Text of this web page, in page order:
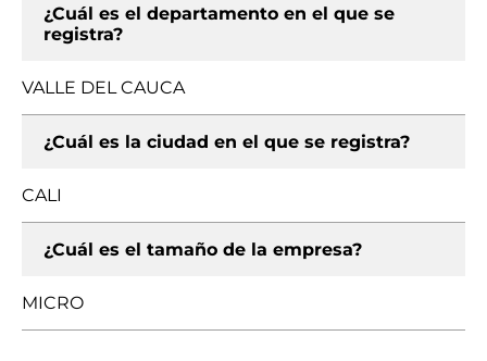
¿Cuál es el departamento en el que se
registra?
VALLE DEL CAUCA
¿Cuál es la ciudad en el que se registra?
CALI
¿Cuál es el tamaño de la empresa?
MICRO